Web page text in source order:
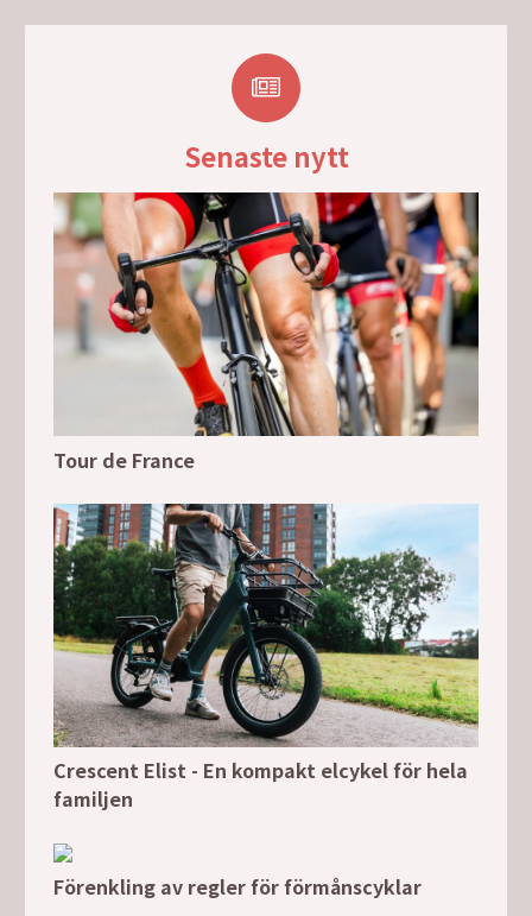
Senaste nytt
Tour de France
Crescent Elist - En kompakt elcykel för hela
familjen
Förenkling av regler för förmånscyklar